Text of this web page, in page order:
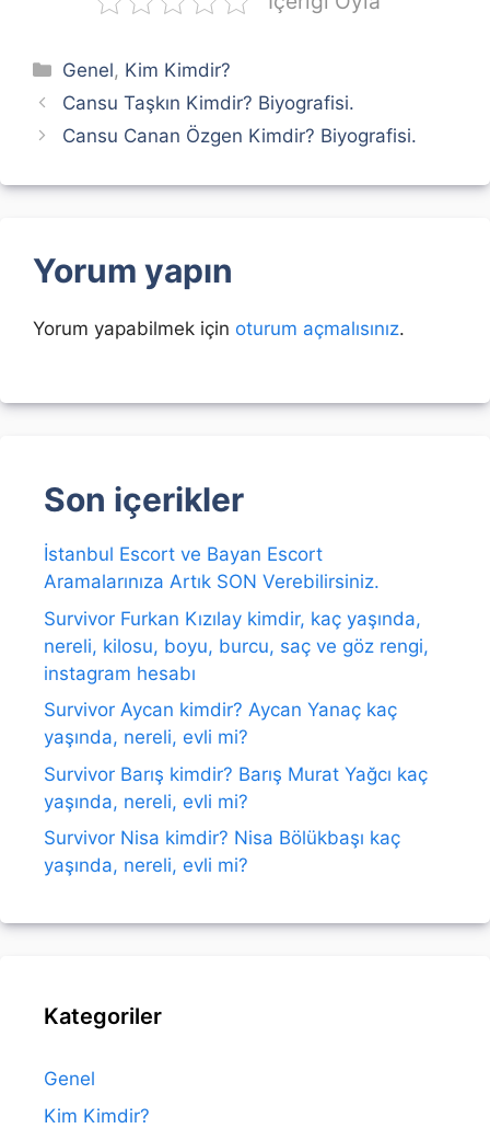
Kategoriler
Genel, Kim Kimdir?
Cansu Taşkın Kimdir? Biyografisi.
Cansu Canan Özgen Kimdir? Biyografisi.
Yorum yapın
Yorum yapabilmek için oturum açmalısınız.
Son içerikler
İstanbul Escort ve Bayan Escort
Aramalarınıza Artık SON Verebilirsiniz.
Survivor Furkan Kızılay kimdir, kaç yaşında,
nereli, kilosu, boyu, burcu, saç ve göz rengi,
instagram hesabı
Survivor Aycan kimdir? Aycan Yanaç kaç
yaşında, nereli, evli mi?
Survivor Barış kimdir? Barış Murat Yağcı kaç
yaşında, nereli, evli mi?
Survivor Nisa kimdir? Nisa Bölükbaşı kaç
yaşında, nereli, evli mi?
Kategoriler
Genel
Kim Kimdir?